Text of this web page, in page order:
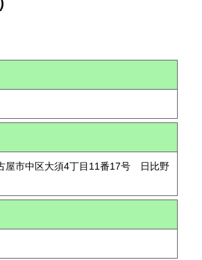
市中区大須4丁目11番17号 日比野